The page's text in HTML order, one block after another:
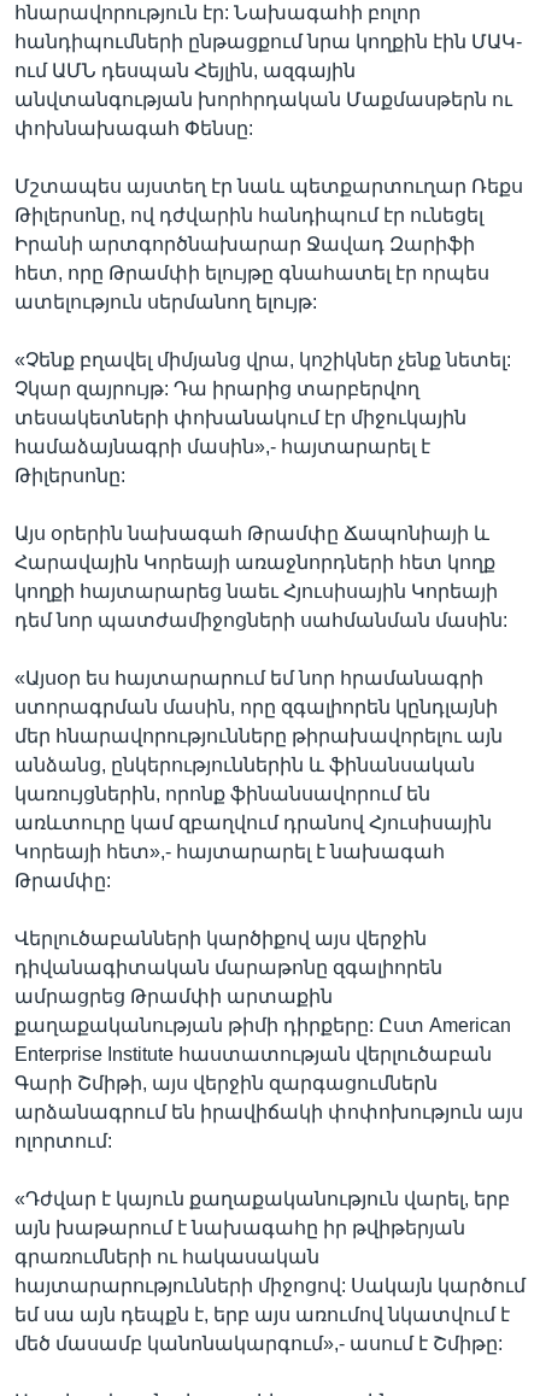
հնարավորություն էր: Նախագահի բոլոր
հանդիպումների ընթացքում նրա կողքին էին ՄԱԿ-
ում ԱՄՆ դեսպան Հեյլին, ազգային
անվտանգության խորհրդական Մաքմասթերն ու
փոխնախագահ Փենսը:
Մշտապես այստեղ էր նաև պետքարտուղար Ռեքս
Թիլերսոնը, ով դժվարին հանդիպում էր ունեցել
Իրանի արտգործնախարար Ջավադ Զարիֆի
հետ, որը Թրամփի ելույթը գնահատել էր որպես
ատելություն սերմանող ելույթ:
«Չենք բղավել միմյանց վրա, կոշիկներ չենք նետել:
Չկար զայրույթ: Դա իրարից տարբերվող
տեսակետների փոխանակում էր միջուկային
համաձայնագրի մասին»,- հայտարարել է
Թիլերսոնը:
Այս օրերին նախագահ Թրամփը Ճապոնիայի և
Հարավային Կորեայի առաջնորդների հետ կողք
կողքի հայտարարեց նաեւ Հյուսիսային Կորեայի
դեմ նոր պատժամիջոցների սահմանման մասին:
«Այսօր ես հայտարարում եմ նոր հրամանագրի
ստորագրման մասին, որը զգալիորեն կընդլայնի
մեր հնարավորությունները թիրախավորելու այն
անձանց, ընկերություններին և ֆինանսական
կառույցներին, որոնք ֆինանսավորում են
առևտուրը կամ զբաղվում դրանով Հյուսիսային
Կորեայի հետ»,- հայտարարել է նախագահ
Թրամփը:
Վերլուծաբանների կարծիքով այս վերջին
դիվանագիտական մարաթոնը զգալիորեն
ամրացրեց Թրամփի արտաքին
քաղաքականության թիմի դիրքերը: Ըստ American
Enterprise Institute հաստատության վերլուծաբան
Գարի Շմիթի, այս վերջին զարգացումներն
արձանագրում են իրավիճակի փոփոխություն այս
ոլորտում:
«Դժվար է կայուն քաղաքականություն վարել, երբ
այն խաթարում է նախագահը իր թվիթերյան
գրառումների ու հակասական
հայտարարությունների միջոցով: Սակայն կարծում
եմ սա այն դեպքն է, երբ այս առումով նկատվում է
մեծ մասամբ կանոնակարգում»,- ասում է Շմիթը: